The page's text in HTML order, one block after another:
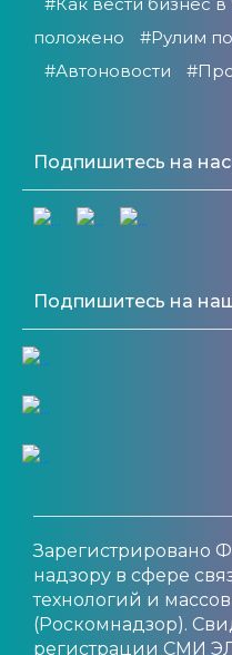
положено
#Рулим
#Автоновости
Подпишитесь на нас
Подпишитесь на
Зарегистрировано
надзору в сфере
технологий и
(Роскомнадзор).
регистрации СМИ